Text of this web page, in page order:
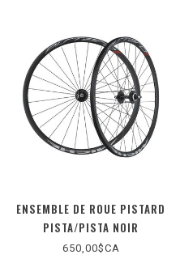
ENSEMBLE DE ROUE PISTARD
PISTA/PISTA NOIR
650,00$CA